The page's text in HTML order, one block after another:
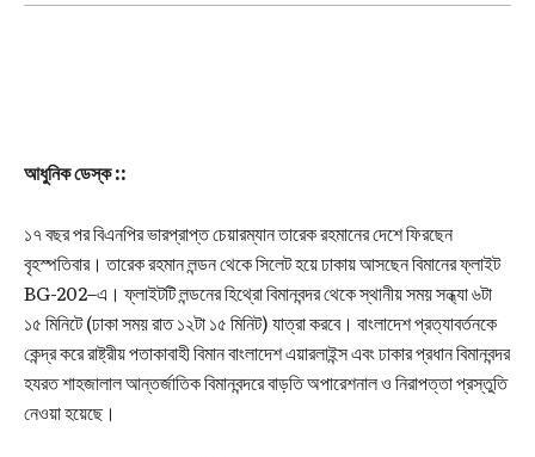
আধুনিক ডেস্ক ::
১৭ বছর পর বিএনপির ভারপ্রাপ্ত চেয়ারম্যান তারেক রহমানের দেশে ফিরছেন
বৃহস্পতিবার। তারেক রহমান লন্ডন থেকে সিলেট হয়ে ঢাকায় আসছেন বিমানের ফ্লাইট
BG-202–এ। ফ্লাইটটি লন্ডনের হিথ্রো বিমানবন্দর থেকে স্থানীয় সময় সন্ধ্যা ৬টা
১৫ মিনিটে (ঢাকা সময় রাত ১২টা ১৫ মিনিট) যাত্রা করবে। বাংলাদেশ প্রত্যাবর্তনকে
কেন্দ্র করে রাষ্ট্রীয় পতাকাবাহী বিমান বাংলাদেশ এয়ারলাইন্স এবং ঢাকার প্রধান বিমানবন্দর
হযরত শাহজালাল আন্তর্জাতিক বিমানবন্দরে বাড়তি অপারেশনাল ও নিরাপত্তা প্রস্তুতি
নেওয়া হয়েছে।